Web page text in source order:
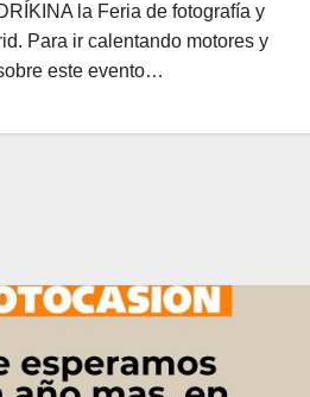
la Feria de fotografía y
Para ir calentando motores y
este evento…